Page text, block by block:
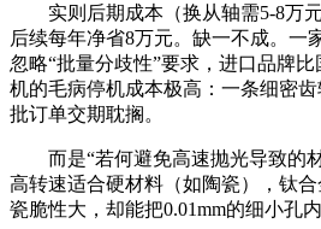
实则后期成本（换从轴需5-8万元
后续每年净省8万元。缺一不成。一
忽略“批量分歧性”要求，进口品牌
机的毛病停机成本极高：一条细密
批订单交期耽搁。
而是“若何避免高速抛光导致的材
高转速适合硬材料（如陶瓷），钛
瓷脆性大，却能把0.01mm的细小孔内